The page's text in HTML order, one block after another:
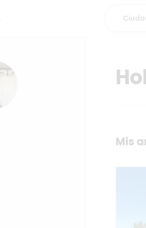
Mis